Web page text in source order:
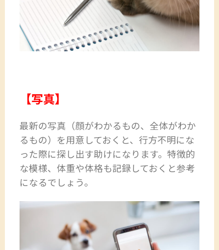
【写真】
最新の写真（顔がわかるもの、全体がわか
るもの）を用意しておくと、行方不明にな
った際に探し出す助けになります。特徴的
な模様、体重や体格も記録しておくと参考
になるでしょう。